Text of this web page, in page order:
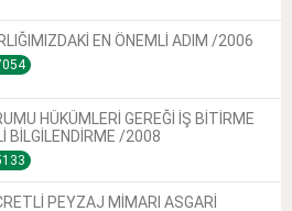
EN ÖNEMLİ ADIM /2006
HÜKÜMLERİ GEREĞİ İŞ BİTİRME
BİLGİLENDİRME /2008
PEYZAJ MİMARI ASGARİ